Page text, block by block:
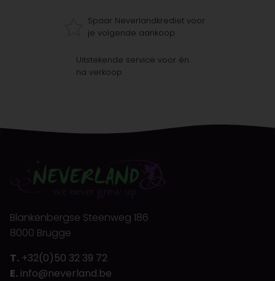
Spaar Neverlandkrediet voor
je volgende aankoop
Uitstekende service voor én
na verkoop
Blankenbergse Steenweg 186
8000 Brugge
T. +32(0)50 32 39 72
E. info@neverland.be